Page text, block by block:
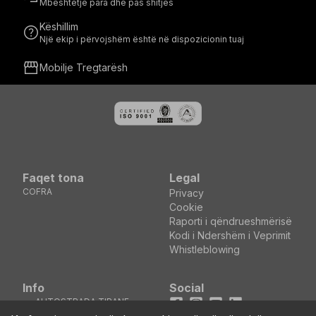
Mbështetje para dhe pas shitjes
helpKëshillim
Një ekip i përvojshëm është në dispozicionin tuaj
storefrontMobilje Tregtarësh
Faqet tona
COFRA
Legal
Privacy
Cookie
Raporti i qëndrueshmërisë
Kodi i Ndershëm i Veprimit
Whistleblowing
Info
AUTOSTRADA TIRANE
DURRES KM5 MEZEZ
Social
Facebook
Instagram
Youtube
LinkedIn